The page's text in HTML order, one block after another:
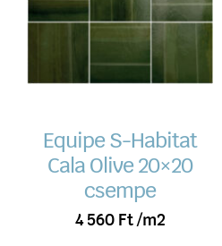
Equipe S-Habitat
Cala Olive 20×20
csempe
4 560 Ft /m2